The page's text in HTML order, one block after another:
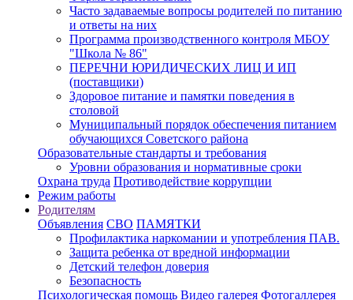
Часто задаваемые вопросы родителей по питанию
и ответы на них
Программа производственного контроля МБОУ
"Школа № 86"
ПЕРЕЧНИ ЮРИДИЧЕСКИХ ЛИЦ И ИП
(поставщики)
Здоровое питание и памятки поведения в
столовой
Муниципальный порядок обеспечения питанием
обучающихся Советского района
Образовательные стандарты и требования
Уровни образования и нормативные сроки
Охрана труда Противодействие коррупции
Режим работы
Родителям
Объявления СВО ПАМЯТКИ
Профилактика наркомании и употребления ПАВ.
Защита ребенка от вредной информации
Детский телефон доверия
Безопасность
Психологическая помощь Видео галерея Фотогаллерея